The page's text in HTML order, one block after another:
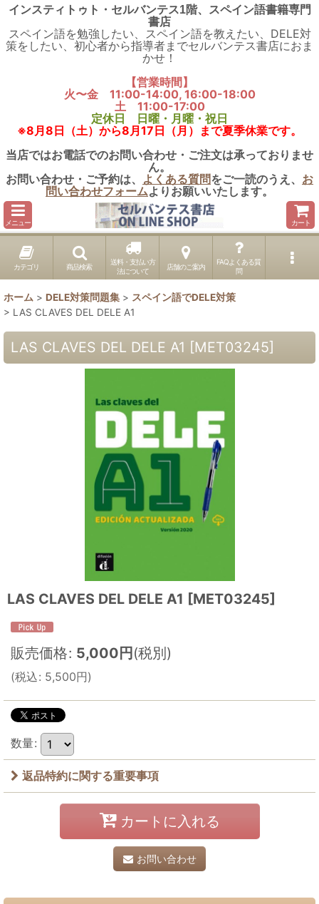
インスティトゥト・セルバンテス1階、スペイン語書籍専門
書店
スペイン語を勉強したい、スペイン語を教えたい、DELE対
策をしたい、初心者から指導者までセルバンテス書店におま
かせ！
【営業時間】
火〜金 11:00-14:00, 16:00-18:00
土 11:00-17:00
定休日 日曜・月曜・祝日
※8月8日（土）から8月17日（月）まで夏季休業です。
当店ではお電話でのお問い合わせ・ご注文は承っておりませ
ん。
お問い合わせ・ご予約は、 よくある質問をご一読のうえ、 お
問い合わせフォームよりお願いいたします。
メニュー カート
カテゴリ 商品検索
送料・支払い方
法について
店舗のご案内
FAQよくある質
問
ホーム > DELE対策問題集 > スペイン語でDELE対策
> LAS CLAVES DEL DELE A1
LAS CLAVES DEL DELE A1 [MET03245]
LAS CLAVES DEL DELE A1 [MET03245]
販売価格: 5,000 円 (税別)
(税込: 5,500円)
数量:
返品特約に関する重要事項
カートに入れる
お問い合わせ